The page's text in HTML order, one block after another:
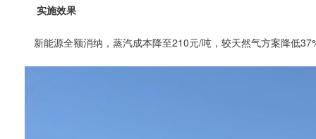
实施效果
新能源全额消纳，蒸汽成本降至210元/吨，较天然气方案降低